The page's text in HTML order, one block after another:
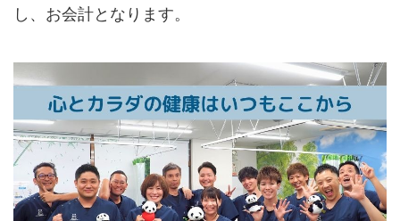
し、お会計となります。